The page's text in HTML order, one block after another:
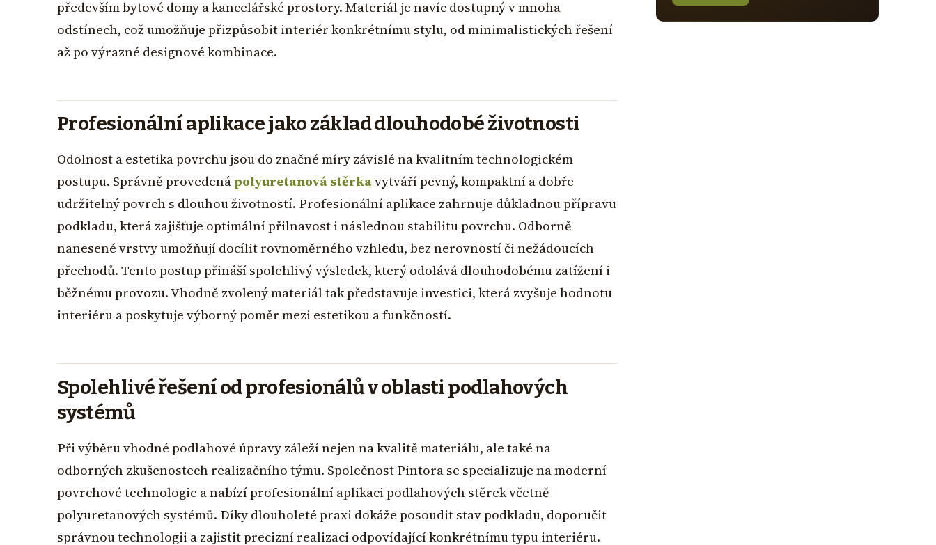
především bytové domy a kancelářské prostory. Materiál je navíc dostupný v mnoha
odstínech, což umožňuje přizpůsobit interiér konkrétnímu stylu, od minimalistických řešení
až po výrazné designové kombinace.
Profesionální aplikace jako základ dlouhodobé životnosti
Odolnost a estetika povrchu jsou do značné míry závislé na kvalitním technologickém
postupu. Správně provedenápolyuretanová stěrkavytváří pevný, kompaktní a dobře
udržitelný povrch s dlouhou životností. Profesionální aplikace zahrnuje důkladnou přípravu
podkladu, která zajišťuje optimální přilnavost i následnou stabilitu povrchu. Odborně
nanesené vrstvy umožňují docílit rovnoměrného vzhledu, bez nerovností či nežádoucích
přechodů. Tento postup přináší spolehlivý výsledek, který odolává dlouhodobému zatížení i
běžnému provozu. Vhodně zvolený materiál tak představuje investici, která zvyšuje hodnotu
interiéru a poskytuje výborný poměr mezi estetikou a funkčností.
Spolehlivé řešení od profesionálů v oblasti podlahových
systémů
Při výběru vhodné podlahové úpravy záleží nejen na kvalitě materiálu, ale také na
odborných zkušenostech realizačního týmu. Společnost Pintora se specializuje na moderní
povrchové technologie a nabízí profesionální aplikaci podlahových stěrek včetně
polyuretanových systémů. Díky dlouholeté praxi dokáže posoudit stav podkladu, doporučit
správnou technologii a zajistit precizní realizaci odpovídající konkrétnímu typu interiéru.